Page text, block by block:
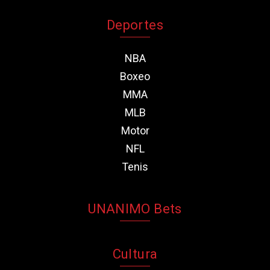
Deportes
NBA
Boxeo
MMA
MLB
Motor
NFL
Tenis
UNANIMO Bets
Cultura